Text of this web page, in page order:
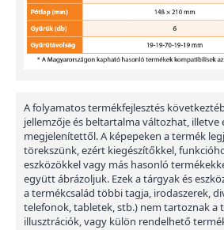
A folyamatos termékfejlesztés
jellemzője és beltartalma változhat, illetve
megjelenítettől. A képepeken a termék
törekszünk, ezért kiegészítőkkel,
eszközökkel vagy más hasonló
együtt ábrázoljuk. Ezek a tárgyak és
a termékcsalád többi tagja, irodaszerek,
telefonok, tabletek, stb.) nem tartoznak a
illusztrációk, vagy külön rendelhető